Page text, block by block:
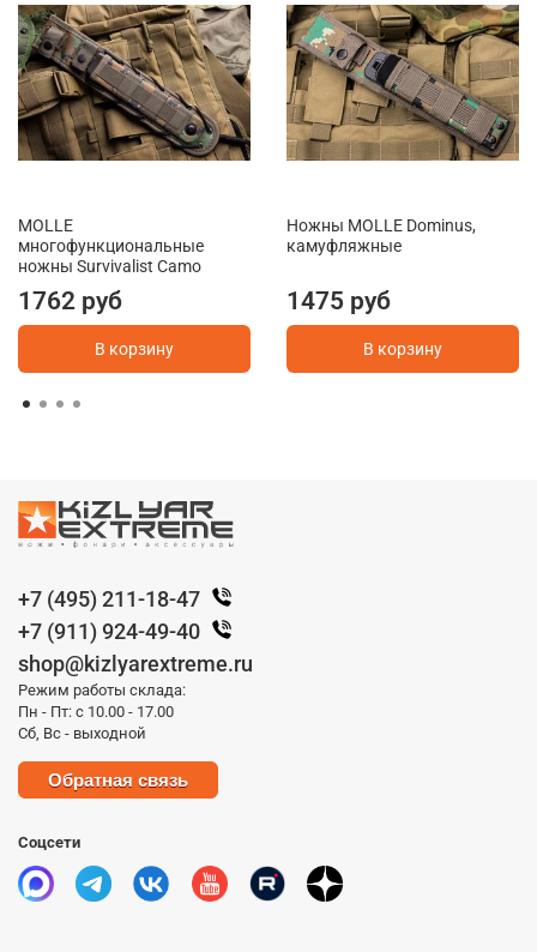
MOLLE
многофункциональные
ножны Survivalist Camo
1762 руб
В корзину
Ножны MOLLE Dominus,
камуфляжные
1475 руб
В корзину
+7 (495) 211-18-47
+7 (911) 924-49-40
shop@kizlyarextreme.ru
Режим работы склада:
Пн - Пт: с 10.00 - 17.00
Сб, Вс - выходной
Обратная связь
Соцсети